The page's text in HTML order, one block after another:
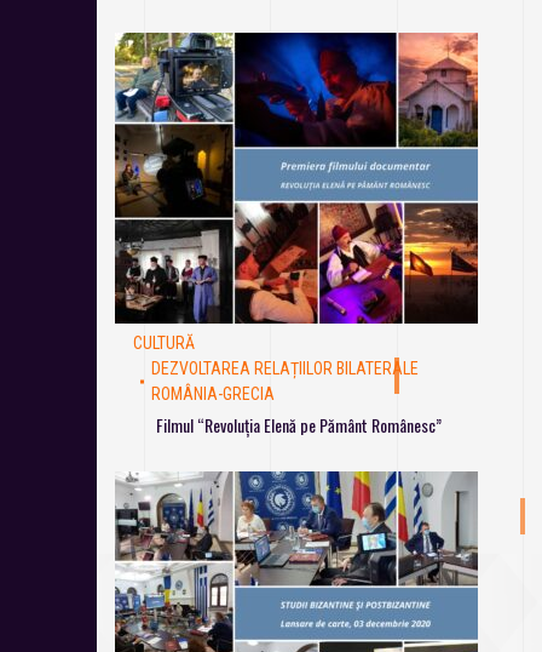
CULTURĂ
DEZVOLTAREA RELAȚIILOR BILATERALE
ROMÂNIA-GRECIA
Filmul “Revoluția Elenă pe Pământ Românesc”